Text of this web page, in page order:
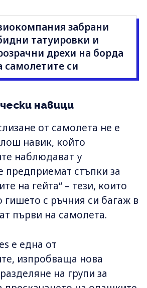
забрани
татуировки и
дрехи на борда
самолетите си
навици
от самолета не е
навик, който
наблюдават у
предприемат стъпки за
на гейта“ – тези, които
гишето с ръчния си багаж в
първи на самолета.
е една от
изпробваща нова
на групи за